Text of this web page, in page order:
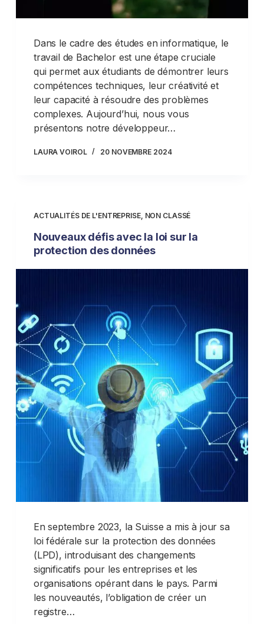
Dans le cadre des études en informatique, le
travail de Bachelor est une étape cruciale
qui permet aux étudiants de démontrer leurs
compétences techniques, leur créativité et
leur capacité à résoudre des problèmes
complexes. Aujourd’hui, nous vous
présentons notre développeur…
LAURA VOIROL 20 NOVEMBRE 2024
ACTUALITÉS DE L'ENTREPRISE, NON CLASSÉ
Nouveaux défis avec la loi sur la
protection des données
En septembre 2023, la Suisse a mis à jour sa
loi fédérale sur la protection des données
(LPD), introduisant des changements
significatifs pour les entreprises et les
organisations opérant dans le pays. Parmi
les nouveautés, l’obligation de créer un
registre…